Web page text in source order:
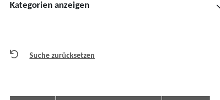
Kategorien anzeigen
Suche zurücksetzen